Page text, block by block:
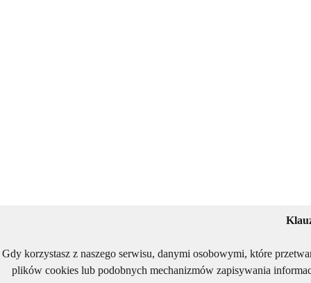
Gdy korzystasz z naszego serwisu, danymi osobowymi, które
plików cookies lub podobnych mechanizmów zapisywania